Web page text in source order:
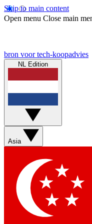
Skip to main content
Open menu Close main
bron voor tech-koopadvies
NL Edition
Asia